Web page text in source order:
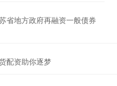
省地方政府再融资一般债券
配资助你逐梦